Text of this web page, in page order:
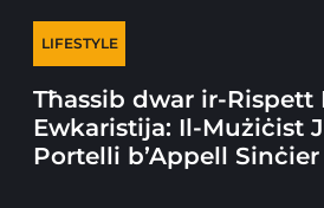
LIFESTYLE
Tħassib dwar ir-Rispett
Ewkaristija: Il-Mużiċist
Portelli b’Appell Sinċier